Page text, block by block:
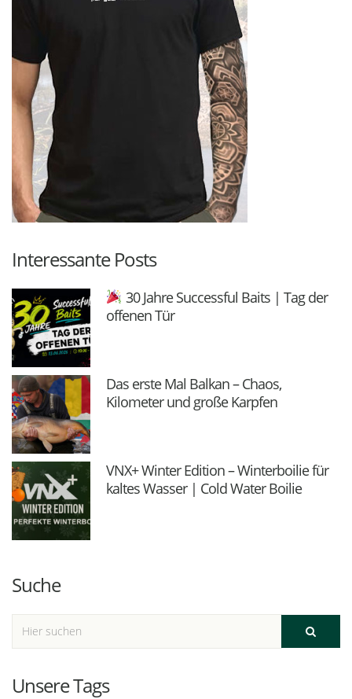
Interessante Posts
30 Jahre Successful Baits | Tag der
offenen Tür
Das erste Mal Balkan – Chaos,
Kilometer und große Karpfen
VNX+ Winter Edition – Winterboilie für
kaltes Wasser | Cold Water Boilie
Suche
Unsere Tags